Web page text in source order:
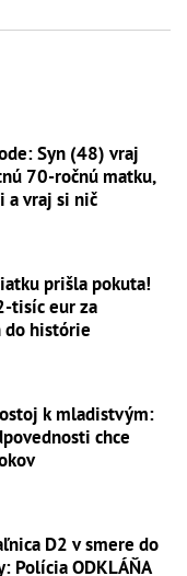
Syn (48) vraj
70-ročnú matku,
a vraj si nič
prišla pokuta!
tisíc eur za
do histórie
k mladistvým:
chce
D2 v smere do
Polícia ODKLÁŇA